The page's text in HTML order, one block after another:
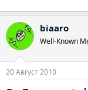
biaaro
Well-Known
20 Август 2010